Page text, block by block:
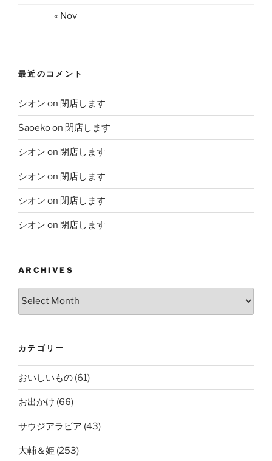
« Nov
最近のコメント
シオン on 閉店します
Saoekoon 閉店します
シオン on 閉店します
シオン on 閉店します
シオン on 閉店します
シオン on 閉店します
ARCHIVES
Archives
カテゴリー
おいしいもの (61)
お出かけ (66)
サウジアラビア (43)
大輔＆姫 (253)